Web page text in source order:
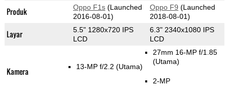
Produk Oppo F1s(Launched
2016-08-01)
Oppo F9 (Launched
2018-08-01)
Layar
5.5" 1280x720 IPS
LCD
6.3" 2340x1080 IPS
LCD
Kamera 13-MP f/2.2 (Utama)
27mm 16-MP f/1.85
(Utama)
2-MP